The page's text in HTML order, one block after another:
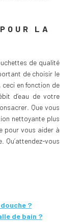
LA
de qualité
de choisir le
en fonction de
d’eau de votre
Que vous
nettoyante plus
pour vous aider à
Qu’attendez-vous
?
de bain ?